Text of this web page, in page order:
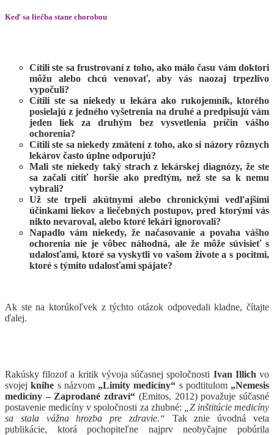
Keď sa liečba stane chorobou
Cítili ste sa frustrovaní z toho, ako málo času vám doktori
môžu alebo chcú venovať, aby vás naozaj trpezlivo
vypočuli?
Cítili ste sa niekedy u lekára ako rukojemník, ktorého
posielajú z jedného vyšetrenia na druhé a predpisujú vám
jeden liek za druhým bez vysvetlenia príčin vášho
ochorenia?
Cítili ste sa niekedy zmätení z toho, ako si názory rôznych
lekárov často úplne odporujú?
Mali ste niekedy taký strach z lekárskej diagnózy, že ste
sa začali cítiť horšie ako predtým, než ste sa k nemu
vybrali?
Už ste trpeli akútnymi alebo chronickými vedľajšími
účinkami liekov a liečebných postupov, pred ktorými vás
nikto nevaroval, alebo ktoré lekári ignorovali?
Napadlo vám niekedy, že načasovanie a povaha vášho
ochorenia nie je vôbec náhodná, ale že môže súvisieť s
udalosťami, ktoré sa vyskytli vo vašom živote a s pocitmi,
ktoré s týmito udalosťami spájate?
Ak ste na ktorúkoľvek z týchto otázok odpovedali kladne, čítajte
ďalej.
Rakúsky filozof a kritik vývoja súčasnej spoločnosti Ivan Illich vo
svojejknihe s názvom „Limity medicíny“ s podtitulom „Nemesis
medicíny – Zaprodané zdraví“ (Emitos, 2012) považuje súčasné
postavenie medicíny v spoločnosti za zhubné:
„Z inštitúcie medicíny
sa stala vážna hrozba pre zdravie.“ Tak znie úvodná veta
publikácie, ktorá pochopiteľne najprv neobyčajne pobúrila